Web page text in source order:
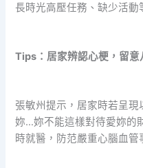
長時光高壓任務、缺少活動
Tips：居家辨認心梗，留意
張敏州提示，居家時若呈現
妳…妳不能這樣對待愛妳的
時就醫，防范嚴重心腦血管